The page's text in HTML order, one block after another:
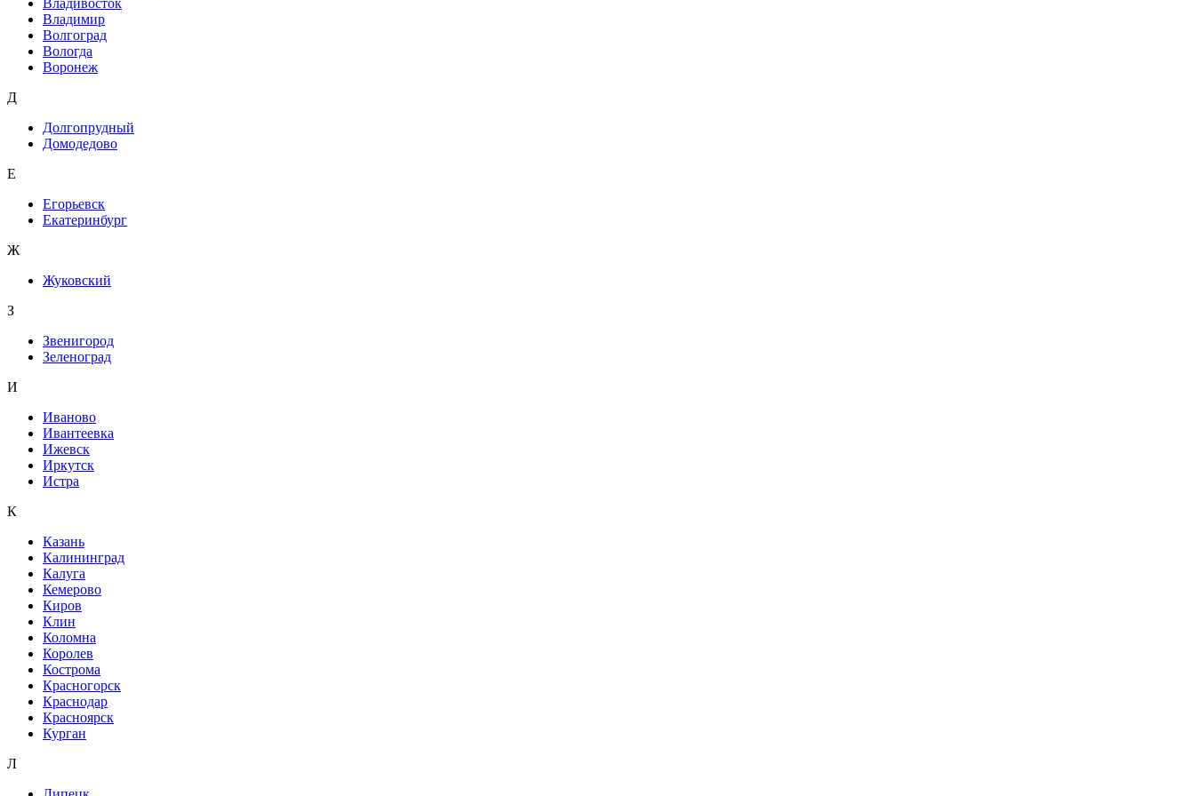
Владимир
Волгоград
Вологда
Воронеж
Д
Долгопрудный
Домодедово
Е
Егорьевск
Екатеринбург
Ж
Жуковский
З
Звенигород
Зеленоград
И
Иваново
Ивантеевка
Ижевск
Иркутск
Истра
К
Казань
Калининград
Калуга
Кемерово
Киров
Клин
Коломна
Королев
Кострома
Красногорск
Краснодар
Красноярск
Курган
Л